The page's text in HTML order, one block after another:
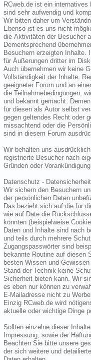
RCweb.de ist ein
sind sehr aufwendig und
Wir bitten daher um
Ebenso ist es uns nicht
die Aktivitäten der Besucher
Dementsprechend
Besuchern erzeigten Inhalte.
für Äußerungen dritter im
Auch übernehmen wir keine
Vollständigkeit der Inhalte.
geeigneter Forum und an
die Teilnahmebedingungen,
und bekannt gemacht.
für diesen als Autor selbst
gegen geltendes Recht oder
missachtend oder die
sind in diesem Forum
Wir behalten uns
registrierte Besucher nach
Gründen oder
Datenschutz -
Wir sichern den Besuchern
der persönlichen Daten
Das bezieht sich auf die für
wie auf Date die
könnten (beispielweise
Daten und Inhalte sind nach
und teils durch mehrere
Zugangspasswörter sind
bekannte Routine auf diesen
besten Wissen und
Stand der Technik keine
Sicherheit bieten kann. Wir
es eben nur können zu
E-Mailadresse nicht zu
Einzig RCweb.de wird
aktuelle oder wichtige Dinge
Sollten einzelne dieser
Impressung, sowie der
Beachten Sie bitte unsere
der sich weitere und